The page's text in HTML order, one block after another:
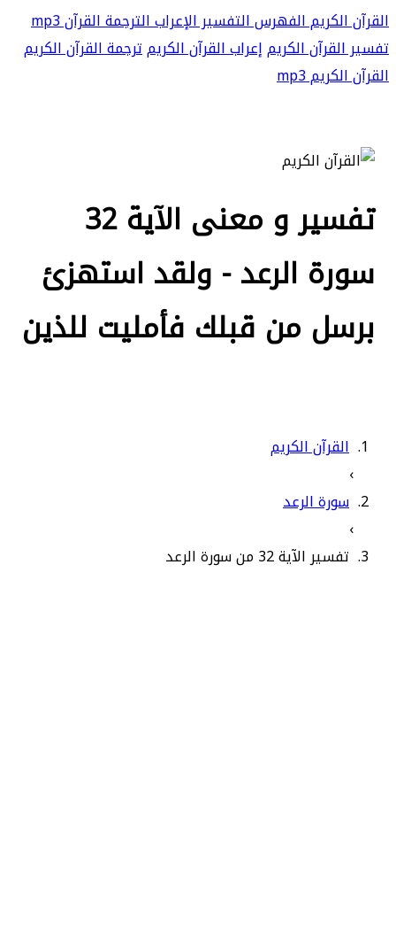
القرآن الكريمالفهرسالتفسيرالإعرابالترجمةالقرآن mp3
تفسير القرآن الكريمإعراب القرآن الكريمترجمة القرآن الكريم
القرآن الكريم mp3
تفسير و معنى الآية 32
سورة الرعد - ولقد استهزئ
برسل من قبلك فأمليت للذين
القرآن الكريم
›
سورة الرعد
›
تفسير الآية 32 من سورة الرعد